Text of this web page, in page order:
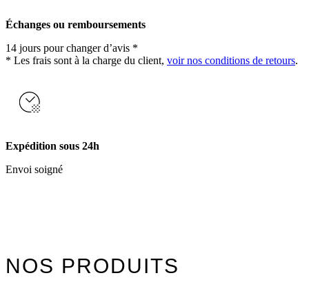
Échanges ou remboursements
14 jours pour changer d’avis *
* Les frais sont à la charge du client, voir nos conditions de retours.
Expédition sous 24h
Envoi soigné
NOS PRODUITS